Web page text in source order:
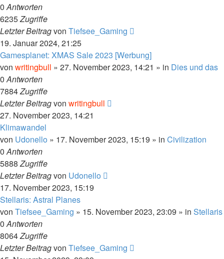
0Antworten
6235Zugriffe
Letzter Beitragvon Tiefsee_Gaming
19. Januar 2024, 21:25
Gamesplanet: XMAS Sale 2023 [Werbung]
von writingbull » 27. November 2023, 14:21 » in Dies und das
0Antworten
7884Zugriffe
Letzter Beitragvon writingbull
27. November 2023, 14:21
Klimawandel
von Udonello » 17. November 2023, 15:19 » in Civilization
0Antworten
5888Zugriffe
Letzter Beitragvon Udonello
17. November 2023, 15:19
Stellaris: Astral Planes
von Tiefsee_Gaming » 15. November 2023, 23:09 » in Stellaris
0Antworten
8064Zugriffe
Letzter Beitragvon Tiefsee_Gaming